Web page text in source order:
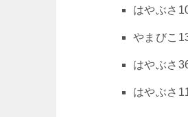
はやぶさ
やまびこ
はやぶさ
はやぶさ